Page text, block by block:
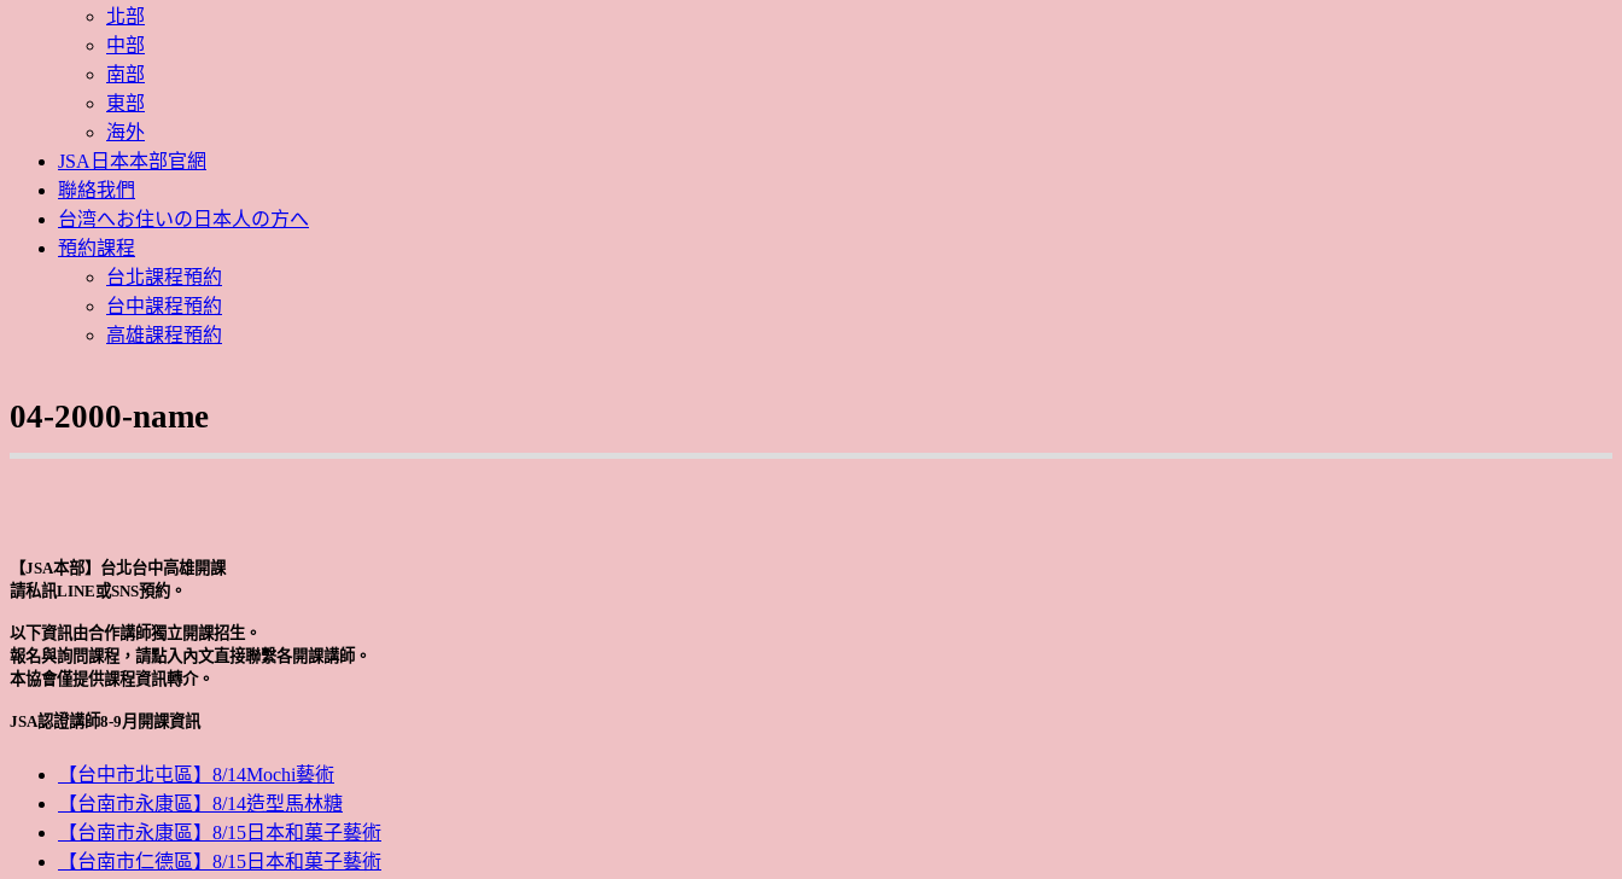
北部
中部
南部
東部
海外
JSA日本本部官網
聯絡我們
台湾へお住いの日本人の方へ
預約課程
台北課程預約
台中課程預約
高雄課程預約
04-2000-name
【JSA本部】台北台中高雄開課
請私訊LINE或SNS預約。
以下資訊由合作講師獨立開課招生。
報名與詢問課程，請點入內文直接聯繫各開課講師。
本協會僅提供課程資訊轉介。
JSA認證講師8-9月開課資訊
【台中市北屯區】8/14Mochi藝術
【台南市永康區】8/14造型馬林糖
【台南市永康區】8/15日本和菓子藝術
【台南市仁德區】8/15日本和菓子藝術